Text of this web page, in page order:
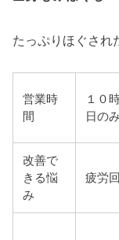
たっぷりほぐされ
営業時
間
１０
日の
改善で
きる悩
み
疲労